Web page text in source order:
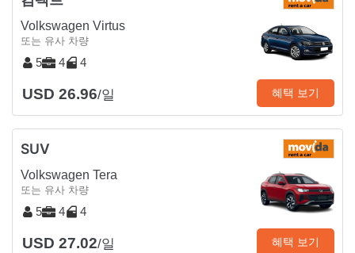
Volkswagen Virtus
또는 유사 차량
5 4 4
USD 26.96/일 혜택 보기
SUV
Volkswagen Tera
또는 유사 차량
5 4 4
USD 27.02/일 혜택 보기